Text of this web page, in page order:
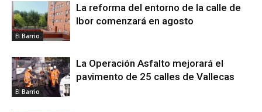
El Barrio
La reforma del entorno de la calle de
Ibor comenzará en agosto
El Barrio
La Operación Asfalto mejorará el
pavimento de 25 calles de Vallecas